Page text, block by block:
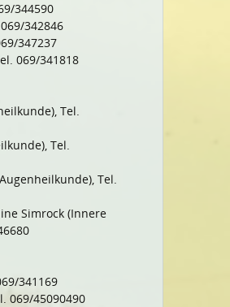
344590
342846
347237
069/341818
Tel.
Tel.
Tel.
Simrock (Innere
341169
069/45090490